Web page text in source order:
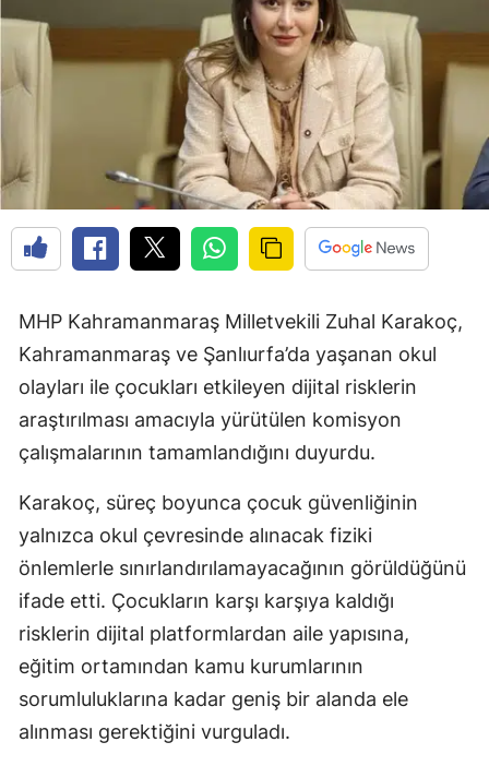
MHP Kahramanmaraş Milletvekili Zuhal Karakoç,
Kahramanmaraş ve Şanlıurfa’da yaşanan okul
olayları ile çocukları etkileyen dijital risklerin
araştırılması amacıyla yürütülen komisyon
çalışmalarının tamamlandığını duyurdu.
Karakoç, süreç boyunca çocuk güvenliğinin
yalnızca okul çevresinde alınacak fiziki
önlemlerle sınırlandırılamayacağının görüldüğünü
ifade etti. Çocukların karşı karşıya kaldığı
risklerin dijital platformlardan aile yapısına,
eğitim ortamından kamu kurumlarının
sorumluluklarına kadar geniş bir alanda ele
alınması gerektiğini vurguladı.